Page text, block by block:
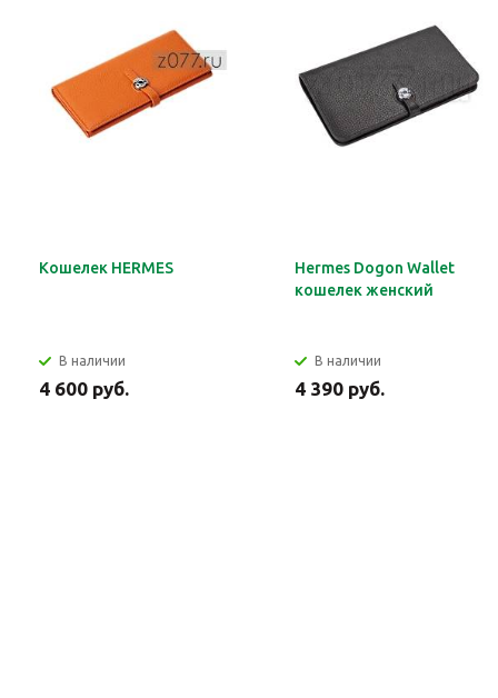
Кошелек HERMES
В наличии
4 600 руб.
Hermes Dogon Wallet
кошелек женский
В наличии
4 390 руб.